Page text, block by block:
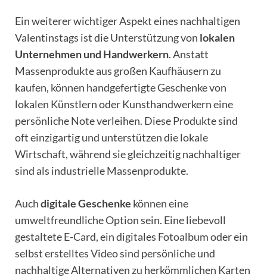
Ein weiterer wichtiger Aspekt eines nachhaltigen
Valentinstags ist die Unterstützung von lokalen
Unternehmen und Handwerkern. Anstatt
Massenprodukte aus großen Kaufhäusern zu
kaufen, können handgefertigte Geschenke von
lokalen Künstlern oder Kunsthandwerkern eine
persönliche Note verleihen. Diese Produkte sind
oft einzigartig und unterstützen die lokale
Wirtschaft, während sie gleichzeitig nachhaltiger
sind als industrielle Massenprodukte.
Auchdigitale Geschenke können eine
umweltfreundliche Option sein. Eine liebevoll
gestaltete E-Card, ein digitales Fotoalbum oder ein
selbst erstelltes Video sind persönliche und
nachhaltige Alternativen zu herkömmlichen Karten